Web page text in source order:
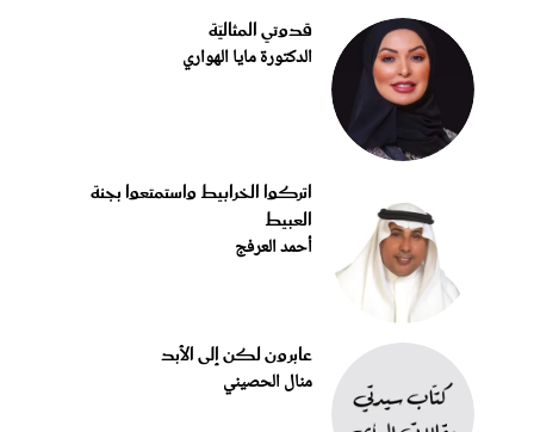
قدوتي المثاليّة
الدكتورة مايا الهواري
اتركوا الخرابيط واستمتعوا بجنة
العبيط
أحمد العرفج
عابرون لكن إلى الأبد
منال الحصيني